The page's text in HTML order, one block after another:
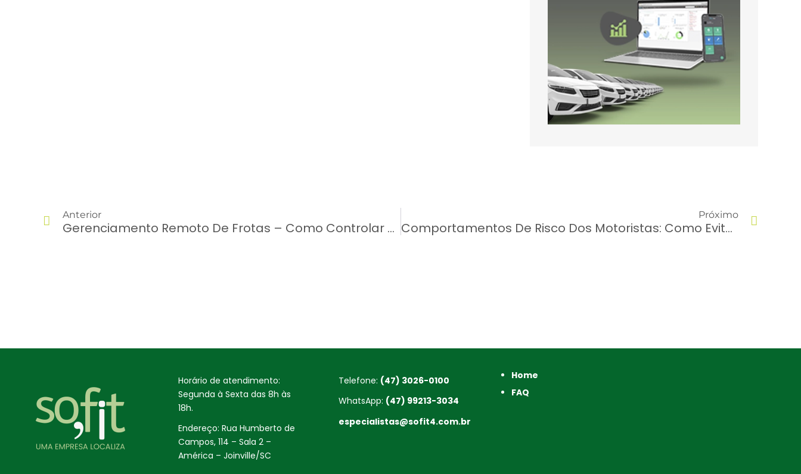
Anterior
Gerenciamento Remoto De Frotas – Como Controlar A Sua Operação À Distância?
Próximo
Comportamentos De Risco Dos Motoristas: Como Evitar?
Horário de atendimento:
Segunda à Sexta das 8h às
18h.
Endereço: Rua Humberto de
Campos, 114 – Sala 2 –
América – Joinville/SC
Telefone: (47) 3026-0100
WhatsApp: (47) 99213-3034
especialistas@sofit4.com.br
Home
FAQ